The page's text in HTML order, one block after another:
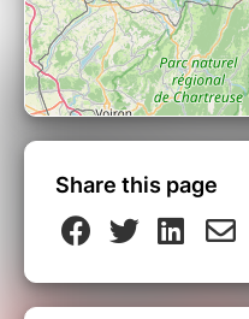
Share this page